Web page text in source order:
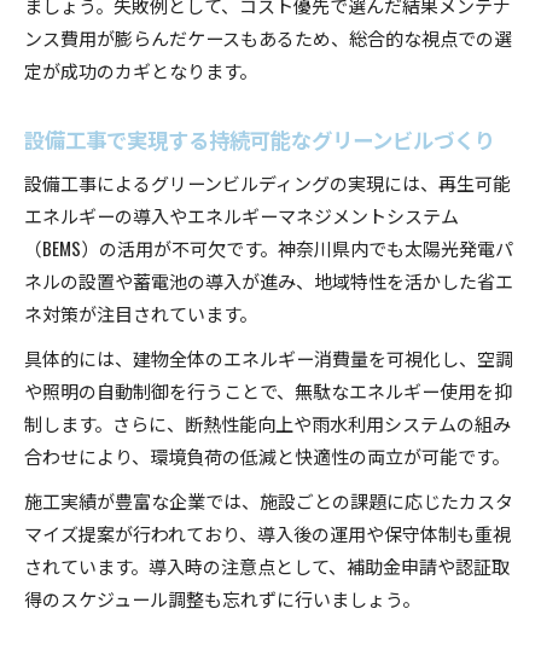
ンス費用が膨らんだケースもあるため、総合的な視点での選
定が成功のカギとなります。
設備工事で実現する持続可能なグリーンビルづくり
設備工事によるグリーンビルディングの実現には、再生可能
エネルギーの導入やエネルギーマネジメントシステム
（BEMS）の活用が不可欠です。神奈川県内でも太陽光発電パ
ネルの設置や蓄電池の導入が進み、地域特性を活かした省エ
ネ対策が注目されています。
具体的には、建物全体のエネルギー消費量を可視化し、空調
や照明の自動制御を行うことで、無駄なエネルギー使用を抑
制します。さらに、断熱性能向上や雨水利用システムの組み
合わせにより、環境負荷の低減と快適性の両立が可能です。
施工実績が豊富な企業では、施設ごとの課題に応じたカスタ
マイズ提案が行われており、導入後の運用や保守体制も重視
されています。導入時の注意点として、補助金申請や認証取
得のスケジュール調整も忘れずに行いましょう。